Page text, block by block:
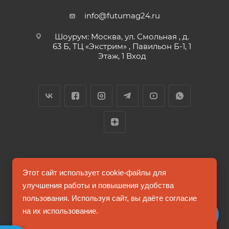
info@futumag24.ru
Шоурум: Москва, ул. Смольная , д.
63 Б, ТЦ «Экстрим» , Павильон Б-1, 1
Этаж, 1 Вход
2026 © FUTUMAG.RU
Информация на сайте не является публичной офертой
Этот сайт использует cookie-файлы для
улучшения работы и повышения удобства
пользования. Используя сайт, вы даёте согласие
на их использование.